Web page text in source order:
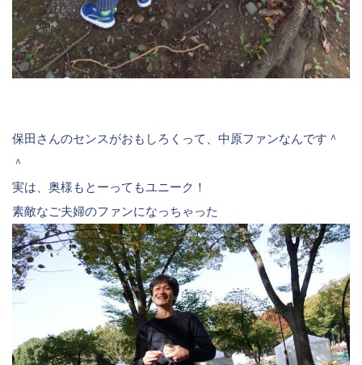
保田さんのセンスがおもしろくって、中原ファンなんです＾
＾
実は、奥様もとーってもユニーク！
素敵なご夫婦のファンになっちゃった